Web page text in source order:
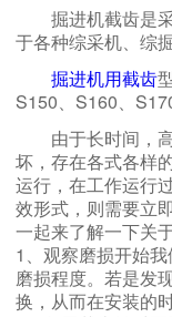
掘进机截齿是采
于各种综采机、综
掘进机用截齿
S150、S160、
由于长时间，高
坏，存在各式各样
运行，在工作运行
效形式，则需要立
一起来了解一下关
1、观察磨损开始
磨损程度。若是发
换，从而在安装的